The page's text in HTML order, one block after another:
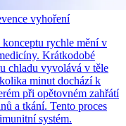
vyhoření
rychle mění v
Krátkodobé
chladu vyvolává v těle
minut dochází k
při opětovném zahřátí
a tkání. Tento proces
systém.